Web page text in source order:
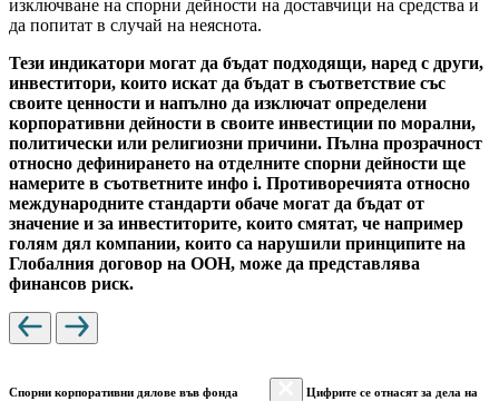
изключване на спорни дейности на доставчици на средства и
да попитат в случай на неяснота.
Тези индикатори могат да бъдат подходящи, наред с други,
инвеститори, които искат да бъдат в съответствие със
своите ценности и напълно да изключат определени
корпоративни дейности в своите инвестиции по морални,
политически или религиозни причини. Пълна прозрачност
относно дефинирането на отделните спорни дейности ще
намерите в съответните инфо i. Противоречията относно
международните стандарти обаче могат да бъдат от
значение и за инвеститорите, които смятат, че например
голям дял компании, които са нарушили принципите на
Глобалния договор на ООН, може да представлява
финансов риск.
Спорни корпоративни дялове във фонда
Цифрите се отнасят за дела на